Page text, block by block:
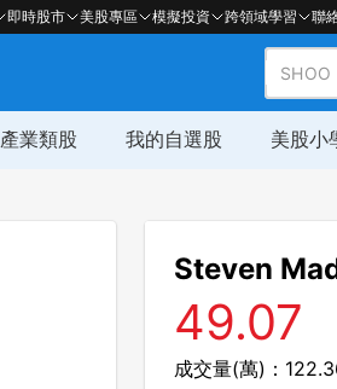
即時股市 美股專區 模擬投資 跨領域學習 聯
產業類股 我的自選股 美股小
Steven
49.07
成交量(萬)：